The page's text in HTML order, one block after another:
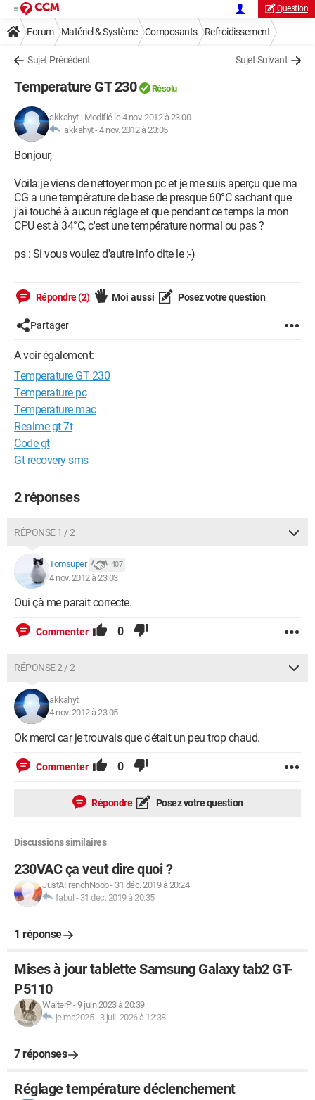
Question
Forum Matériel & Système Composants Refroidissement
Sujet Précédent Sujet Suivant
Temperature GT 230 Résolu
akkahyt- Modifié le 4 nov. 2012 à 23:00
akkahyt -4 nov. 2012 à 23:05
Bonjour,
Voila je viens de nettoyer mon pc et je me suis aperçu que ma
CG a une température de base de presque 60°C sachant que
j'ai touché à aucun réglage et que pendant ce temps la mon
CPU est à 34°C, c'est une température normal ou pas ?
ps : Si vous voulez d'autre info dite le :-)
Répondre (2) Moi aussi Posez votre question
Partager
A voir également:
Temperature GT 230
Temperature pc
Temperature mac
Realme gt 7t
Code gt
Gt recovery sms
2 réponses
RÉPONSE 1 / 2
Tomsuper 407
4 nov. 2012 à 23:03
Oui çà me parait correcte.
Commenter 0
RÉPONSE 2 / 2
akkahyt
4 nov. 2012 à 23:05
Ok merci car je trouvais que c'était un peu trop chaud.
Commenter 0
Répondre Posez votre question
Discussions similaires
230VAC ça veut dire quoi ?
JustAFrenchNoob- 31 déc. 2019 à 20:24
fabul - 31 déc. 2019 à 20:35
1 réponse
Mises à jour tablette Samsung Galaxy tab2 GT-
P5110
WalterP-9 juin 2023 à 20:39
jelma2025- 3 juil. 2026 à 12:38
7 réponses
Réglage température déclenchement